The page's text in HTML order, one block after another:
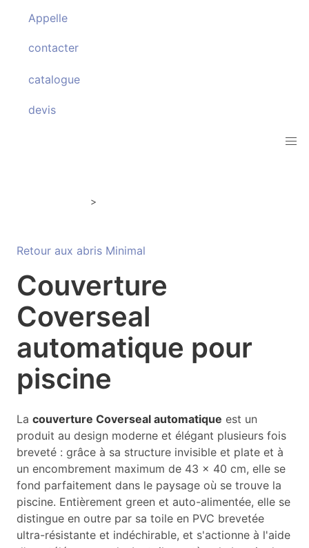
Appelle
contacter
catalogue
devis
>
Retour aux abris Minimal
Couverture
Coverseal
automatique pour
piscine
La couverture Coverseal automatique est un
produit au design moderne et élégant plusieurs fois
breveté : grâce à sa structure invisible et plate et à
un encombrement maximum de 43 x 40 cm, elle se
fond parfaitement dans le paysage où se trouve la
piscine. Entièrement green et auto-alimentée, elle se
distingue en outre par sa toile en PVC brevetée
ultra-résistante et indéchirable, et s'actionne à l'aide